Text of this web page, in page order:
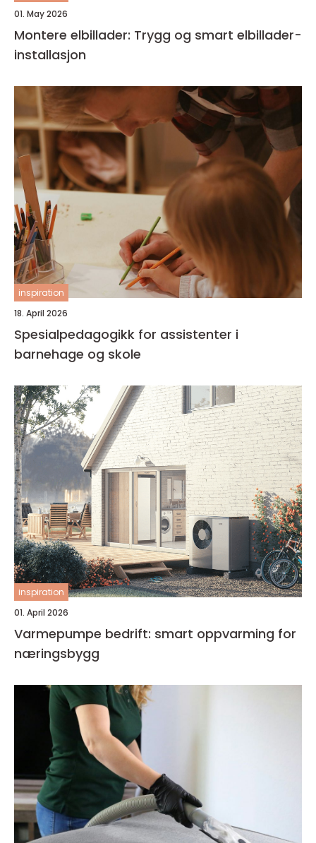
01. May 2026
Montere elbillader: Trygg og smart elbillader-
installasjon
inspiration
18. April 2026
Spesialpedagogikk for assistenter i
barnehage og skole
inspiration
01. April 2026
Varmepumpe bedrift: smart oppvarming for
næringsbygg